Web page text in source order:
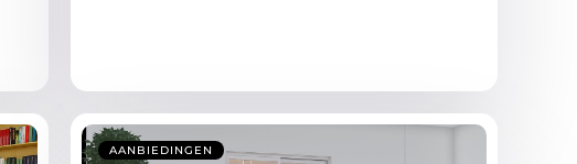
AANBIEDINGEN